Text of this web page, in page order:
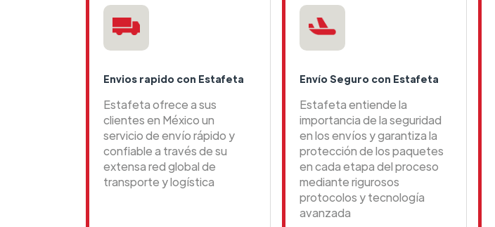
Envios rapido con Estafeta
Estafeta ofrece a sus
clientes en México un
servicio de envío rápido y
confiable a través de su
extensa red global de
transporte y logística
Envío Seguro con Estafeta
Estafeta entiende la
importancia de la seguridad
en los envíos y garantiza la
protección de los paquetes
en cada etapa del proceso
mediante rigurosos
protocolos y tecnología
avanzada